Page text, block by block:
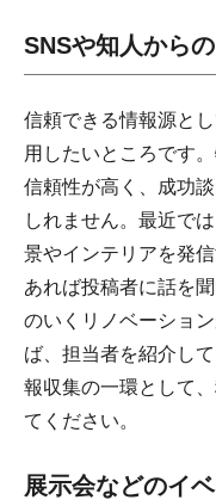
SNSや知人から
信頼できる情報源と
用したいところです
信頼性が高く、成功
しれません。最近で
景やインテリアを発
あれば投稿者に話を
のいくリノベーショ
ば、担当者を紹介し
報収集の一環として
てください。
展示会などのイ